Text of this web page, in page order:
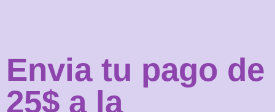
Envia tu pago de
25$ a la